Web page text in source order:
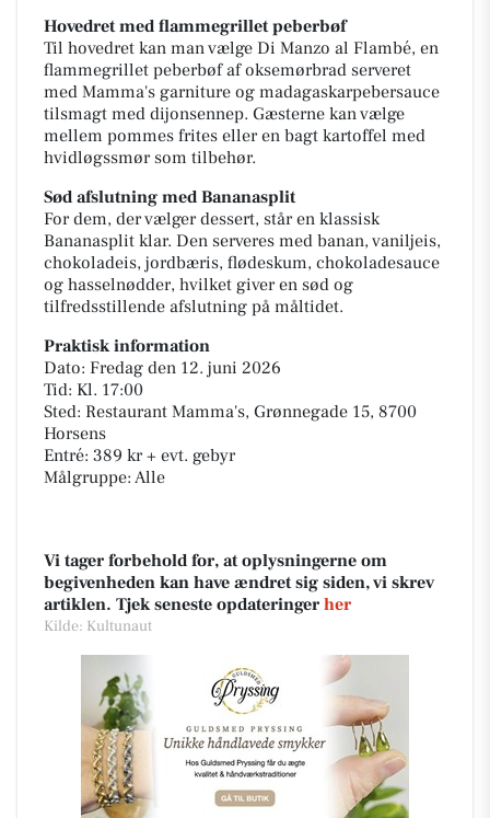
Hovedret med flammegrillet peberbøf
Til hovedret kan man vælge Di Manzo al Flambé, en
flammegrillet peberbøf af oksemørbrad serveret
med Mamma's garniture og madagaskarpebersauce
tilsmagt med dijonsennep. Gæsterne kan vælge
mellem pommes frites eller en bagt kartoffel med
hvidløgssmør som tilbehør.
Sød afslutning med Bananasplit
For dem, der vælger dessert, står en klassisk
Bananasplit klar. Den serveres med banan, vaniljeis,
chokoladeis, jordbæris, flødeskum, chokoladesauce
og hasselnødder, hvilket giver en sød og
tilfredsstillende afslutning på måltidet.
Praktisk information
Dato: Fredag den 12. juni 2026
Tid: Kl. 17:00
Sted: Restaurant Mamma's, Grønnegade 15, 8700
Horsens
Entré: 389 kr + evt. gebyr
Målgruppe: Alle
Vi tager forbehold for, at oplysningerne om
begivenheden kan have ændret sig siden, vi skrev
artiklen. Tjek seneste opdateringer her
Kilde: Kultunaut